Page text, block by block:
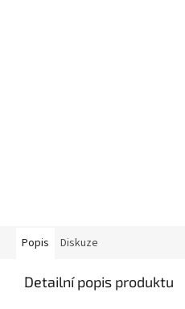
Popis Diskuze
Detailní popis produktu